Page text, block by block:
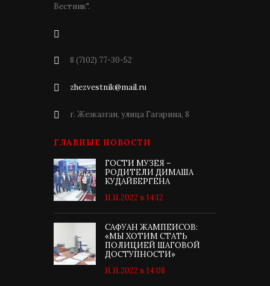
Вестник".
8 (7102) 77-30-52
zhezvestnik@mail.ru
г. Жезказган, улица Гагарина, 8
ГЛАВНЫЕ НОВОСТИ
ГОСТИ МУЗЕЯ –
РОДИТЕЛИ ДИМАША
КУДАЙБЕРГЕНА
11.11.2022 в 14:12
САФУАН ЖАМПЕИСОВ:
«МЫ ХОТИМ СТАТЬ
ПОЛИЦИЕЙ ШАГОВОЙ
ДОСТУПНОСТИ»
11.11.2022 в 14:08